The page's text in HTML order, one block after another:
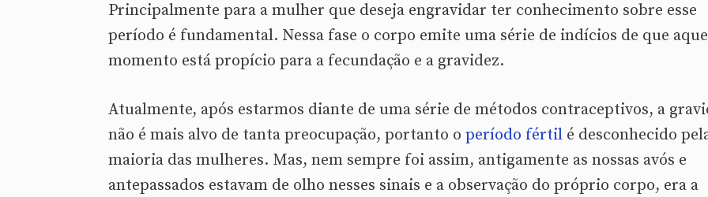
Principalmente para a mulher que deseja engravidar ter conhecimento sobre esse
período é fundamental. Nessa fase o corpo emite uma série de indícios de que
momento está propício para a fecundação e a gravidez.
Atualmente, após estarmos diante de uma série de métodos contraceptivos, a
não é mais alvo de tanta preocupação, portanto o período fértil é desconhecido
maioria das mulheres. Mas, nem sempre foi assim, antigamente as nossas avós e
antepassados estavam de olho nesses sinais e a observação do próprio corpo, era a